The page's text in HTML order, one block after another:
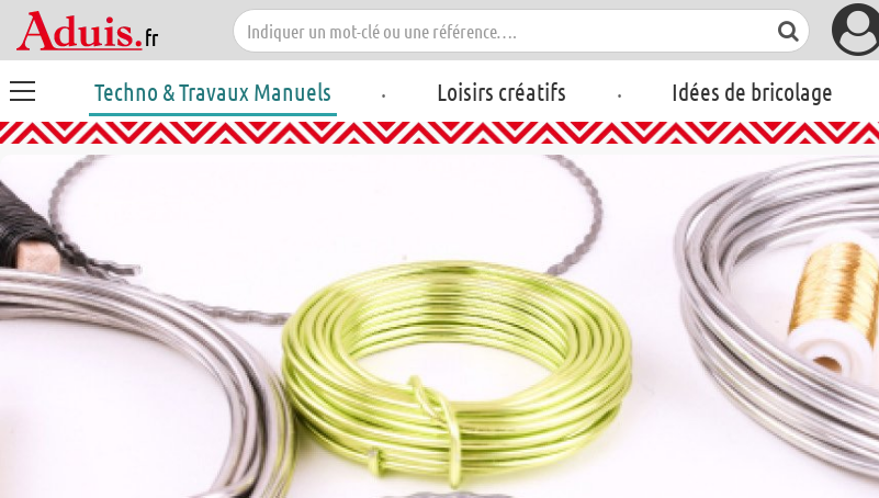
Techno & Travaux Manuels . Loisirs créatifs . Idées de bricolage